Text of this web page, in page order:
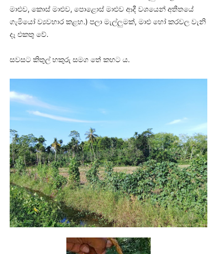
මාළුව, කොස් මාළුව, පොළොස් මාළුව ආදී වශයෙන් අතීතයේ
ගැමියෝ ව්‍යවහාර කළහ.) පලා මැල්ලුමක්, මාළු හෝ කරවල වැනි
දෑ එකතු වේ.
සවසට කිතුල් හකුරු සමග තේ කහට ය.